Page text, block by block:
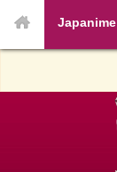
Japanime